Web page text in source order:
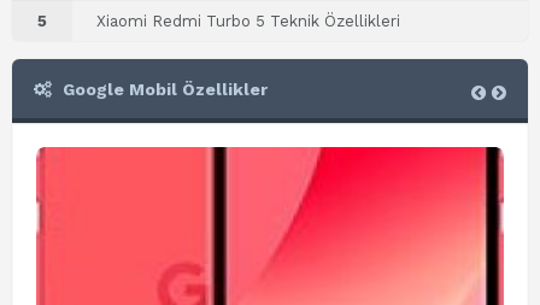
5 Xiaomi Redmi Turbo 5 Teknik Özellikleri
Google Mobil Özellikler